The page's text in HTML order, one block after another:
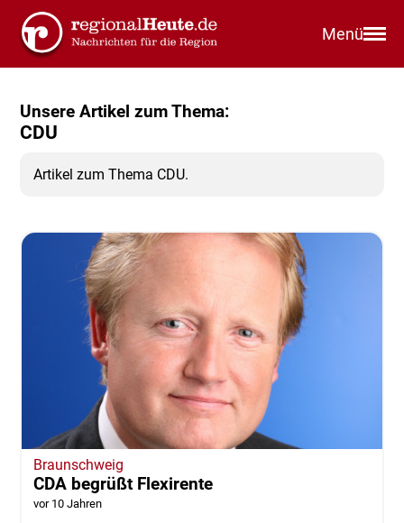
Menü
Unsere Artikel zum Thema:
CDU
Artikel zum Thema CDU.
Braunschweig
CDA begrüßt Flexirente
vor 10 Jahren